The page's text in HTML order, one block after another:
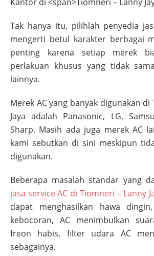
Tak hanya itu, pilihlah penyedia
mengerti betul karakter berbagai
penting karena setiap merek
perlakuan khusus yang tidak
lainnya.
Merek AC yang banyak digunakan di
Jaya adalah Panasonic, LG,
Sharp. Masih ada juga merek AC
kami sebutkan di sini meskipun
digunakan.
Beberapa masalah standar yang
jasa service AC di Tiomneri – Lanny
dapat menghasilkan hawa
kebocoran, AC menimbulkan
freon habis, filter udara AC
sebagainya.